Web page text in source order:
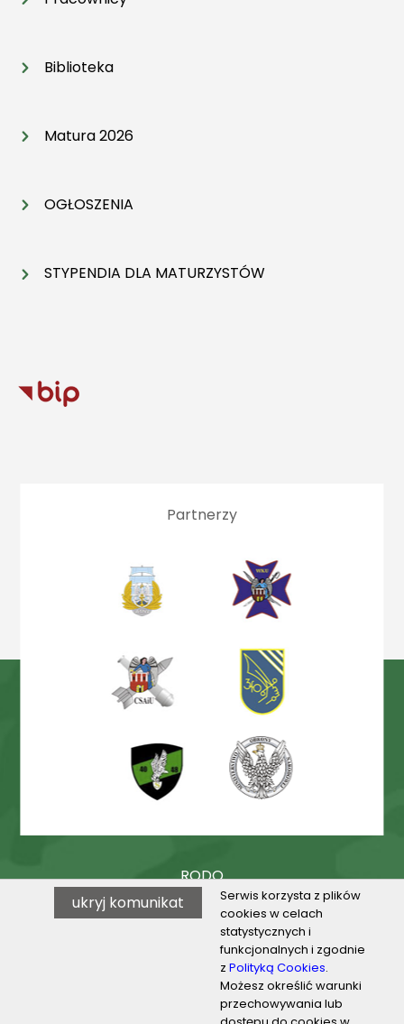
Biblioteka
Matura 2026
OGŁOSZENIA
STYPENDIA DLA MATURZYSTÓW
Partnerzy
RODO
Procedury
© 2026 VILO w Toruniu
Serwis korzysta z plików
cookies w celach
statystycznych i
funkcjonalnych i zgodnie
z Polityką Cookies.
Możesz określić warunki
przechowywania lub
ukryj komunikat